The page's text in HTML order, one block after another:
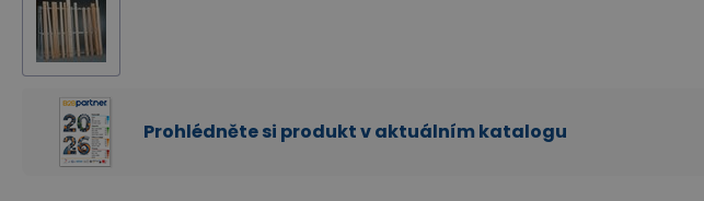
Prohlédněte si produkt v aktuálním katalogu